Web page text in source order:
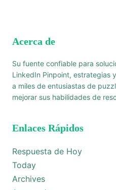
Acerca de
Su fuente confiable para
LinkedIn Pinpoint, estrategias
a miles de entusiastas de
mejorar sus habilidades de
Enlaces Rápidos
Respuesta de Hoy
Today
Archives